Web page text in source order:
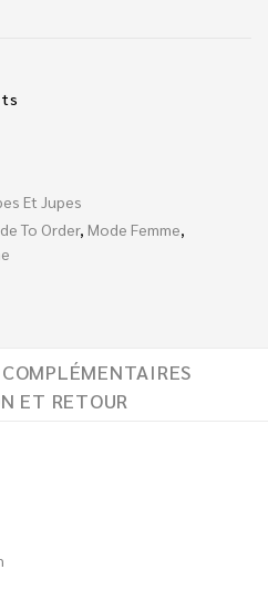
Et Jupes
To Order, Mode Femme
ET RETOUR